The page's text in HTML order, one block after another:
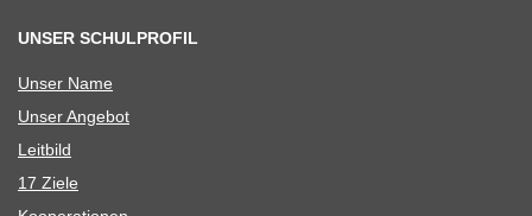
UNSER SCHULPROFIL
Unser Name
Unser Ange­bot
Leit­bild
17 Ziele